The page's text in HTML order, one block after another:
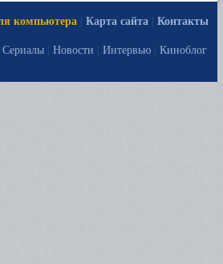
компьютера Карта сайта
Контакты
Сериалы Новости Интервью Киноблог